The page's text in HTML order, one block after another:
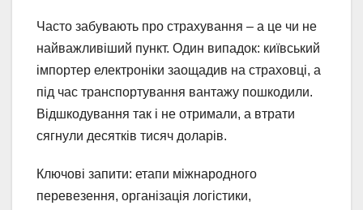
Часто забувають про страхування – а це чи не
найважливіший пункт. Один випадок: київський
імпортер електроніки заощадив на страховці, а
під час транспортування вантажу пошкодили.
Відшкодування так і не отримали, а втрати
сягнули десятків тисяч доларів.
Ключові запити: етапи міжнародного
перевезення, організація логістики,